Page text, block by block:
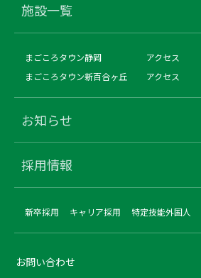
施設一覧
まごころタウン静岡
アクセス
まごころタウン新百合ヶ丘
アクセス
お知らせ
採用情報
新卒採用 キャリア採用 特定技能外国人
お問い合わせ